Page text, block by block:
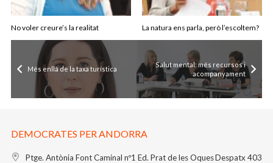
No voler creure’s la realitat La natura ens parla, però l’escoltem?
Més enllà de la taxa turística
Salut mental: més recursos i
acompanyament
DEMOCRATES PER ANDORRA
Ptge. Antònia Font Caminal nº1 Ed. Prat de les OquesDespatx 403